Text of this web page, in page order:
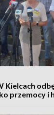
Kielcach
przemocy i